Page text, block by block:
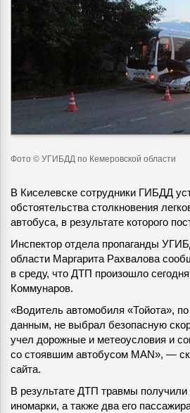
Фото © УГИБДД по Кемеровской области
В Киселевске сотрудники ГИБДД
обстоятельства столкновения
автобуса, в результате которого
Инспектор отдела пропаганды
области Маргарита Рахвалова
в среду, что ДТП произошло
Коммунаров.
«Водитель автомобиля «Тойота»,
данным, не выбрал безопасную
учел дорожные и метеоусловия и
со стоявшим автобусом MAN», —
сайта.
В результате ДТП травмы получили
иномарки, а также два его